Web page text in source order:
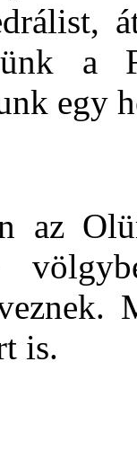
a
egy
az
is.